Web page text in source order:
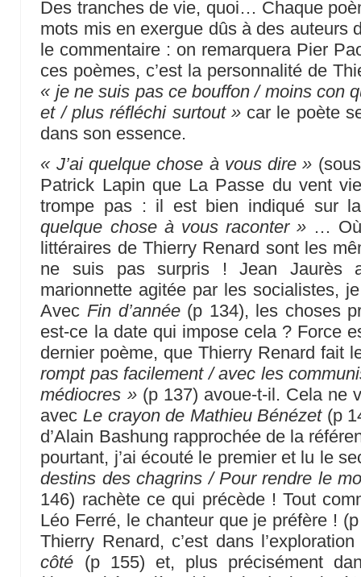
Des tranches de vie, quoi… Chaque
mots mis en exergue dûs à des auteurs
le commentaire : on remarquera Pier
ces poèmes, c’est la personnalité de
« je ne suis pas ce bouffon / moins con
et / plus réfléchi surtout »car le poète
dans son essence.
« J’ai quelque chose à vous dire »
Patrick Lapin que La Passe du vent
trompe pas : il est bien indiqué sur
quelque chose à vous raconter »… Où
littéraires de Thierry Renard sont les
ne suis pas surpris ! Jean Jaurès
marionnette agitée par les socialistes,
AvecFin d’année(p 134), les choses
est-ce la date qui impose cela ? Force
dernier poème, que Thierry Renard fait
rompt pas facilement / avec les
médiocres »(p 137) avoue-t-il. Cela ne
avecLe crayon de Mathieu Bénézet (p
d’Alain Bashung rapprochée de la
pourtant, j’ai écouté le premier et lu le
destins des chagrins / Pour rendre le
146) rachète ce qui précède ! Tout
Léo Ferré, le chanteur que je préfère !
Thierry Renard, c’est dans
côté (p 155) et, plus précisément